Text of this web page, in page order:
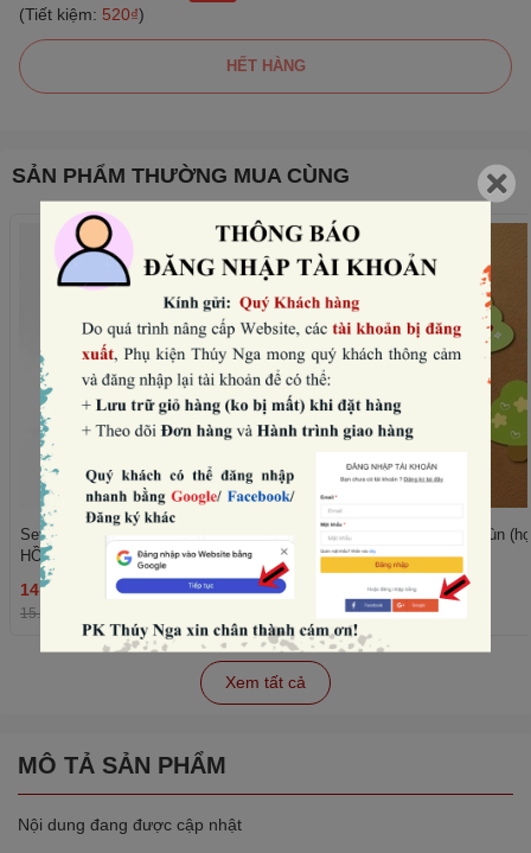
(Tiết kiệm: 520₫)
HẾT HÀNG
SẢN PHẨM THƯỜNG MUA CÙNG
Set 10 mũ sinh nhật hình vương miện-
HỒNG NHẠT (con voi).
14.400₫
15.000₫
THÊM
Set 50 cây giấy xanh lùn
trái tim).
11.520₫
12.000₫ -4%
Xem tất cả
MÔ TẢ SẢN PHẨM
Nội dung đang được cập nhật